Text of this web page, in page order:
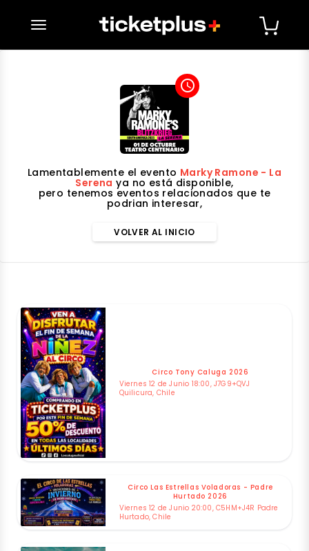
desplegar navegación
access_time
Lamentablemente el evento Marky Ramone - La
Serena ya no está disponible,
pero tenemos eventos relacionados que te
podrian interesar,
VOLVER AL INICIO
Circo Tony Caluga 2026
Viernes 12 de Junio 18:00, J7G9+QVJ
Quilicura, Chile
Circo Las Estrellas Voladoras - Padre
Hurtado 2026
Viernes 12 de Junio 20:00, C5HM+J4R Padre
Hurtado, Chile